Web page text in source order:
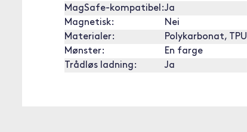
MagSafe-kompatibel:Ja
Magnetisk:
Nei
Materialer:
Polykarbonat, TPU
Mønster:
En farge
Trådløs ladning:
Ja